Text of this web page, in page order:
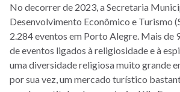
No decorrer de 2023, a Secretaria
Desenvolvimento Econômico e Turismo
2.284 eventos em Porto Alegre. Mais de
de eventos ligados à religiosidade e à
uma diversidade religiosa muito grande
por sua vez, um mercado turístico